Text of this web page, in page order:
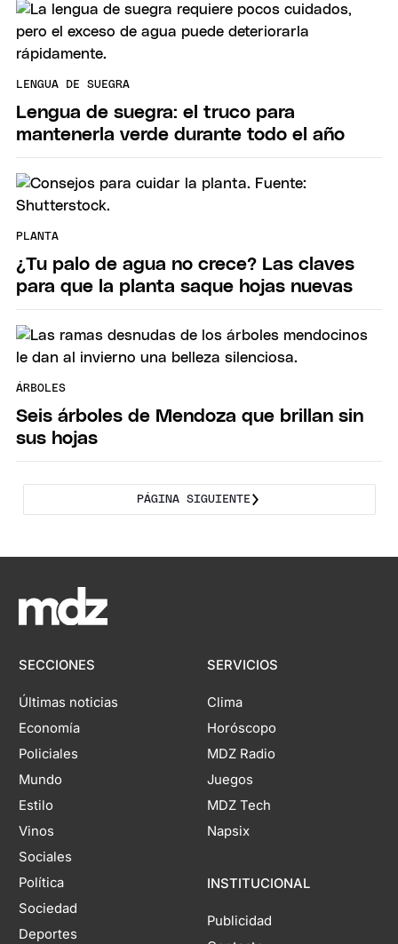
LENGUA DE SUEGRA
Lengua de suegra: el truco para
mantenerla verde durante todo el año
PLANTA
¿Tu palo de agua no crece? Las claves
para que la planta saque hojas nuevas
ÁRBOLES
Seis árboles de Mendoza que brillan sin
sus hojas
PÁGINA SIGUIENTE
SECCIONES
Últimas noticias
Economía
Policiales
Mundo
Estilo
Vinos
Sociales
Política
Sociedad
Deportes
SERVICIOS
Clima
Horóscopo
MDZ Radio
Juegos
MDZ Tech
Napsix
INSTITUCIONAL
Publicidad